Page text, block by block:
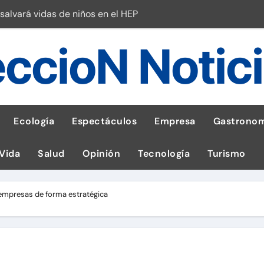
vidas de niños en el HEP
en Latam
con leña
de hígado
de celular según OSIPTEL
peruanos del IPD
Ecología Espectáculos Empresa
Salud Opinión Tecnología Turismo
de forma estratégica